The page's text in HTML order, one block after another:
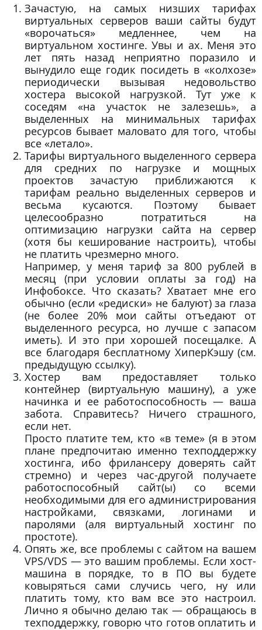
Зачастую, на самых низших тарифах
виртуальных серверов ваши сайты будут
«ворочаться» медленнее, чем на
виртуальном хостинге. Увы и ах. Меня это
лет пять назад неприятно поразило и
вынудило еще годик посидеть в «колхозе»
периодически вызывая недовольство
хостера высокой нагрузкой. Тут уже к
соседям «на участок не залезешь», а
выделенных на минимальных тарифах
ресурсов бывает маловато для того, чтобы
все «летало».
Тарифы виртуального выделенного сервера
для средних по нагрузке и мощных
проектов зачастую приближаются к
тарифам реально выделенных серверов и
весьма кусаются. Поэтому бывает
целесообразно потратиться на
оптимизацию нагрузки сайта на сервер
(хотя бы кеширование настроить), чтобы
не платить чрезмерно много.
Например, у меня тариф за 800 рублей в
месяц (при условии оплаты за год) на
Инфобоксе. Что сказать? Хватает мне его
обычно (если «редиски» не балуют) за глаза
(не более 20% мои сайты отъедают от
выделенного ресурса, но лучше с запасом
иметь). И это при хорошей посещалке. А
все благодаря бесплатному ХиперКэшу (см.
предыдущую ссылку).
Хостер вам предоставляет только
контейнер (виртуальную машину), а уже
начинка и ее работоспособность — ваша
забота. Справитесь? Ничего страшного,
если нет.
Просто платите тем, кто «в теме» (я в этом
плане предпочитаю именно техподдержку
хостинга, ибо фрилансеру доверять сайт
стремно) и через час-другой получаете
работоспособный сайт(ы) со всеми
необходимыми для его администрирования
настройками, связками, логинами и
паролями (аля виртуальный хостинг по
простоте).
Опять же, все проблемы с сайтом на вашем
VPS/VDS — это вашим проблемы. Если хост-
машина в порядке, то в ПО вы будете
ковыряться сами случись чего, ну или
платить тому, кто вам все это настроил.
Лично я обычно делаю так — обращаюсь в
техподдержку, говорю что готов оплатить и